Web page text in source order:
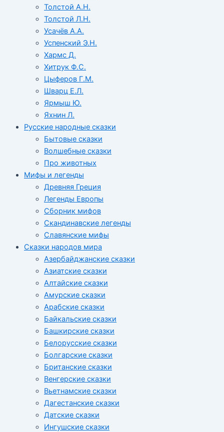
Толстой А.Н.
Толстой Л.Н.
Усачёв А.А.
Успенский Э.Н.
Хармс Д.
Хитрук Ф.С.
Цыферов Г.М.
Шварц Е.Л.
Ярмыш Ю.
Яхнин Л.
Русские народные сказки
Бытовые сказки
Волшебные сказки
Про животных
Мифы и легенды
Древняя Греция
Легенды Европы
Сборник мифов
Скандинавские легенды
Славянские мифы
Сказки народов мира
Азербайджанские сказки
Азиатские сказки
Алтайские сказки
Амурские сказки
Арабские сказки
Байкальские сказки
Башкирские сказки
Белорусские сказки
Болгарские сказки
Британские сказки
Венгерские сказки
Вьетнамские сказки
Дагестанские сказки
Датские сказки
Ингушские сказки